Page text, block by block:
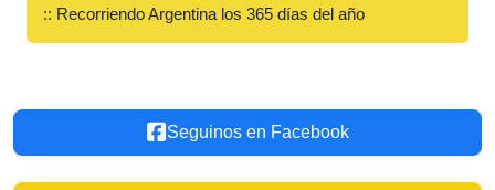
:: Recorriendo Argentina los 365 días del año
Seguinos en Facebook